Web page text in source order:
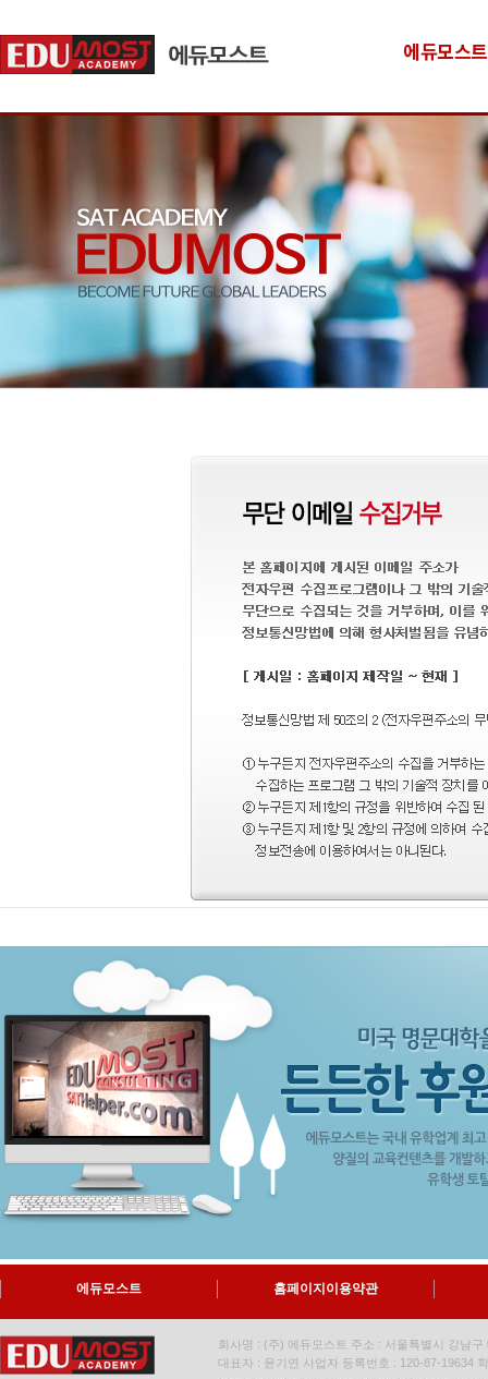
에듀모스
에듀모스트 홈페이지이용약관
회사명 : (주) 에듀모스트 주소 : 서울특별시 강남
대표자 : 윤기연 사업자 등록번호 : 120-87-19634